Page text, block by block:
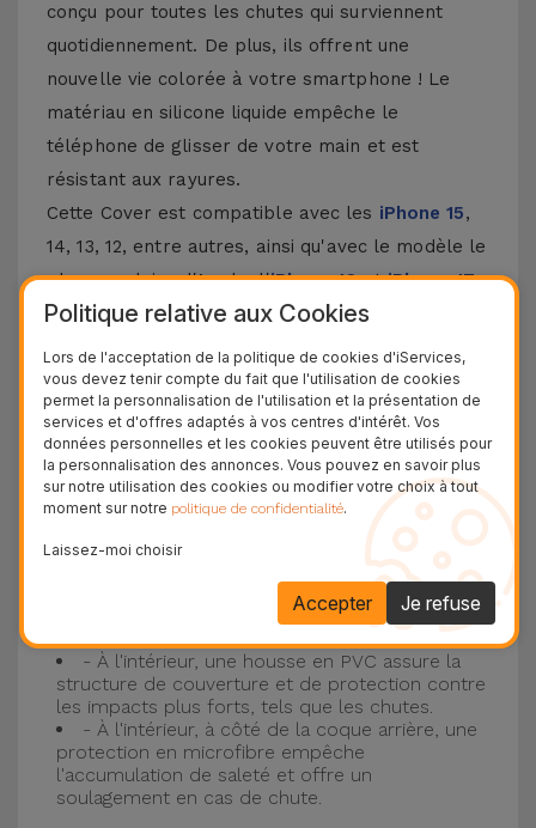
conçu pour toutes les chutes qui surviennent
quotidiennement. De plus, ils offrent une
nouvelle vie colorée à votre smartphone ! Le
matériau en silicone liquide empêche le
téléphone de glisser de votre main et est
résistant aux rayures.
Cette Cover est compatible avec les iPhone 15,
14, 13, 12, entre autres, ainsi qu'avec le modèle le
plus populaire d'Apple, l'iPhone 16etiPhone 17.
Protection à 3 couches avec coques en
silicone
Nos coques en silicone pour iPhone ont une
construction robuste et de qualité, avec une
construction à trois couches, pour éviter au
maximum les accidents et les casses !
- Une première couche de silicone liquide
donne de la couleur et une couverture
complète à la coque arrière et au bord latéral de
votre smartphone. C'est un matériau résistant,
avec une finition antidérapante.
- À l'intérieur, une housse en PVC assure la
structure de couverture et de protection contre
les impacts plus forts, tels que les chutes.
- À l'intérieur, à côté de la coque arrière, une
protection en microfibre empêche
l'accumulation de saleté et offre un
soulagement en cas de chute.
Politique relative aux Cookies
Lors de l'acceptation de la politique de cookies d'iServices,
vous devez tenir compte du fait que l'utilisation de cookies
permet la personnalisation de l'utilisation et la présentation de
services et d'offres adaptés à vos centres d'intérêt. Vos
données personnelles et les cookies peuvent être utilisés pour
la personnalisation des annonces. Vous pouvez en savoir plus
sur notre utilisation des cookies ou modifier votre choix à tout
moment sur notre politique de confidentialité.
Laissez-moi choisir
Je refuse
Accepter